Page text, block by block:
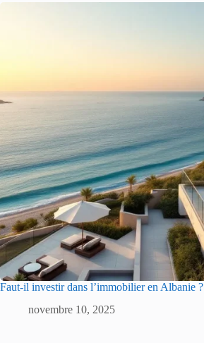
Faut-il investir dans l’immobilier en Albanie ?
novembre 10, 2025